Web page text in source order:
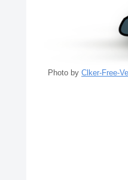
Photo by Clker-Free-